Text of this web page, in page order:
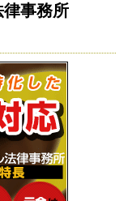
律事務所